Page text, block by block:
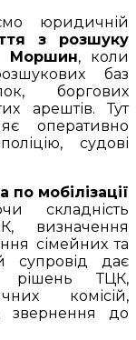
юридичній
з розшуку
Моршин, коли
баз
боргових
арештів. Тут
оперативно
судові
по мобілізації
складність
визначення
сімейних та
супровід дає
рішень ТЦК,
комісій,
звернення до